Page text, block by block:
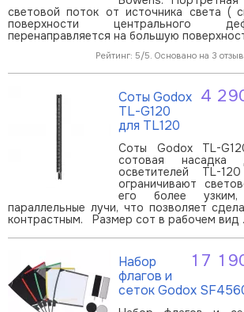
световой поток от источника света (
поверхности центрального
перенаправляется на большую
Рейтинг: 5/5. Основано на 3
4
Соты Godox
TL-G120
для TL120
Соты Godox TL-
сотовая насадка
осветителей
ограничивают
его более узким,
параллельные лучи, что позволяет
контрастным. Размер сот в рабочем вид
17
Набор
флагов и
сеток Godox